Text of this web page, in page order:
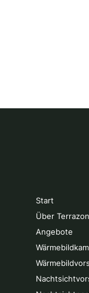
Start
Über Terrazon
Angebote